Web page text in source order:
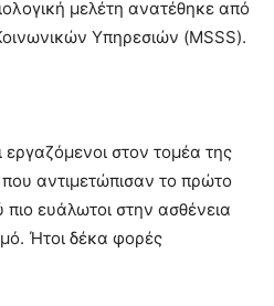
μελέτη ανατέθηκε από
Υπηρεσιών (MSSS).
στον τομέα της
αντιμετώπισαν το πρώτο
ευάλωτοι στην ασθένεια
Ήτοι δέκα φορές